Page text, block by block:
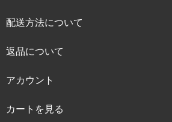
配送方法について
返品について
アカウント
カートを見る